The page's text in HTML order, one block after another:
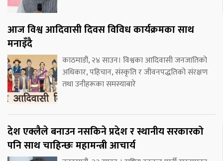
आज विश्व आदिवासी दिवस विविध कार्यक्रमका साथ
मनाइँदै
काठमाडौं, २४ साउन। विश्वका आदिवासी जनजातिको
अधिकार, पहिचान, संस्कृति र जीवनपद्धतिको संरक्षण
तथा उनीहरूका समस्याबारे
देश एक्लैले बनाउन नसकिने प्रदेश र स्थानीय सरकारको
पनि साथ चाहिन्छः महामन्त्री आचार्य